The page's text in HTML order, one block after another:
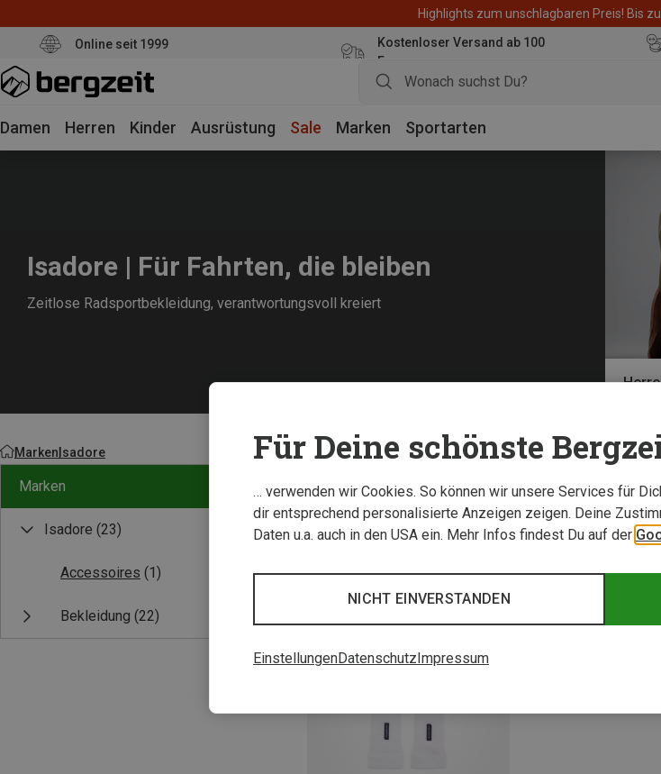
Highlights zum unschlagbaren Preis! Bis
Online seit 1999
Kostenloser Versand ab 100
Euro
Damen Herren Kinder Ausrüstung Sale Marken Sportarten
Isadore | Für Fahrten, die bleiben
Zeitlose Radsportbekleidung, verantwortungsvoll kreiert
Marken Isadore
Marken
Isadore (23)
Accessoires (1)
Bekleidung (22)
Für Deine schönste
… verwenden wir Cookies. So können wir unsere Services für
dir entsprechend personalisierte Anzeigen zeigen. Deine
Daten u.a. auch in den USA ein. Mehr Infos findest Du auf der
NICHT EINVERSTANDEN
EinstellungenDatenschutzImpressum